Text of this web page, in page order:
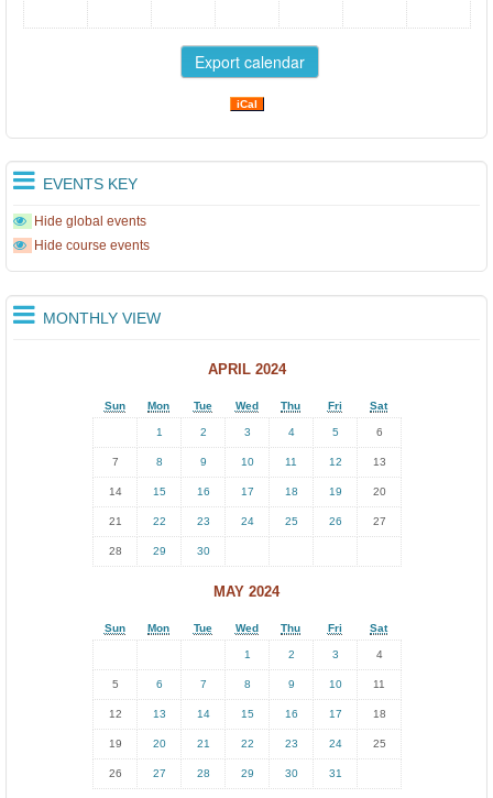
ά
iCal
EVENTS KEY
Hide global events
Hide course events
MONTHLY VIEW
APRIL 2024
Sun Mon Tue Wed Thu Fri Sat
1 2 3 4 5 6
7 8 9 10 11 12 13
14 15 16 17 18 19 20
21 22 23 24 25 26 27
28 29 30
MAY 2024
Sun Mon Tue Wed Thu Fri Sat
1 2 3 4
5 6 7 8 9 10 11
12 13 14 15 16 17 18
19 20 21 22 23 24 25
26 27 28 29 30 31